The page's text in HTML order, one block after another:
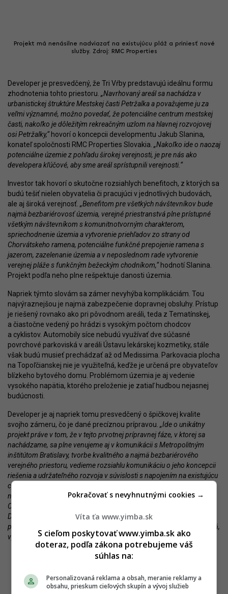
Projekt má nenásilne nadviazať na existujúcu pláž a priniesť nové
služby. Zdroj: RMC Properties
Developer je presvedčený, že Tri Vŕby predstavujú ideálnu formu
zhodnotenia tohto priestoru. „Navrhovaný areál sa nachádza v
urbanistickej štruktúre Mestskej časti Petržalka a považujeme ju za
veľmi významné, možno povedať, že potenciálne centrum mestskej
časti, nakoľko je dôležitým rekreačným uzlom na hlavnej rozvojovej
osi Petržalky,“hovorí o koncepcii developmentu Jakub Slanina,
konateľ spoločnosti RMC Properties Slovakia. „Nakoľko ide o naozaj
potenciálne územie z pohľadu širokej verejnosti, je pre nás ako
developera kľúčové, aby sme areál sprístupnili verejnosti.“
Investor tak hovorí o skutočne rozsiahlych benefitoch, z ktorých sa
budú tešiť nielen obyvatelia či pracujúci v jednotlivých budovách,
ale aj široká verejnosť. „Benefitom pre všetkých návštevníkov bude
najmä bezbariérovosť územia, verejné priestranstvá plne prístupné
všetkým návštevníkom s komunitnotvorným charakterom,
spriechodnenie územia a vytvorenie priehľadov zo strany od
Chorvátskeho ramena, potenciálne funkčné prepojenie ramena s
jazerom, zazelenanie územia a v neposlednom rade vytvorenie
verejnej pláže s funkčným bežeckým chodníkom,“hodnotí Slanina.
Projekt podľa neho plne rešpektuje danosti územia.
Napriek týmto slovám sa zámer nevyhýba komplikáciám. Tou
najvýraznejšou je najmä zabezpečenie dopravnej obsluhy. Prístup
je riešený rovnako ako pri pôvodnom areáli, teda z Tematínskej,
a čiastočne vedený po hrádzi s vysokým počtom chodcov
a cyklistov. Automobily síce nebudú využívať dve súčasné
povrchové parkoviská v areáli Ústavu lekárskej kozmetiky, stále
však budú musieť prechádzať až od Medissima. Parkovacia plocha
na Topoľčianskej nie je využiteľná, keďže je určená pre obyvateľov
blízkeho bytového domu. Problémom územia je aj vedenie
vysokého napätia, ktorého preloženie je zatiaľ hudbou nejasnej
budúcnosti.
Developer je aj napriek tomu presvedčený o špičkovej kvalite
svojho zámeru, čo je dané precíznou prípravou. „Ide o unikátny
projekt práve v tom, že v tejto prvotnej prípravnej fáze, v ktorej sa
nachádzame, sa plne venujeme aj v komunikácii s Metropolitným
inštitútom Bratislavy, tvorbe kvalitného a najmä bezbariérového
verejného priestoru, vedieme rozsiahlu komunikáciu o jeho koncepcii
riešenia a udržateľného rozvoja v súvislosti s napojením na existujúcu
cyklistickú radiálu, rovnako tak na nový dopravný uzol trasy električky,
neopomínajúc rozvojovú centrálnu os Mestskej časti Petržalka, a to
Chorvátskeho ramena,“
Draždiaku tak bude vítanou injekciou pre lokalitu, ktorá by mohla byť
príťažlivým rekreačným územím, no stále mu chýba adekvátna úroveň,
vyžadovaná v 21. storočí.“
Víta ťa www.yimba.sk
S cieľom poskytovať www.yimba.sk ako
doteraz, podľa zákona potrebujeme váš
súhlas na:
Personalizovaná reklama a obsah, meranie reklamy a
obsahu, prieskum cieľových skupín a vývoj služieb
Pokračovať s nevyhnutnými cookies →